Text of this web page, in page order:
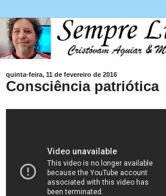
quinta-feira, 11 de fevereiro de 2016
Consciência patriótica